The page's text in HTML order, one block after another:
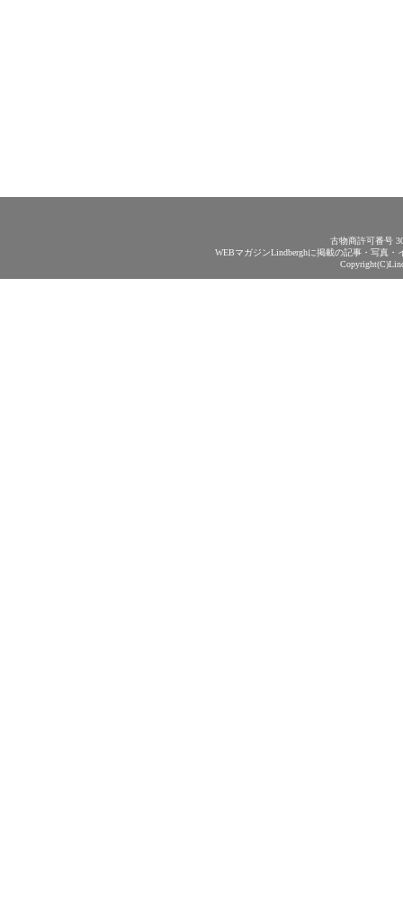
古物商許可番号
WEBマガジンLindberghに掲載の記事・写真